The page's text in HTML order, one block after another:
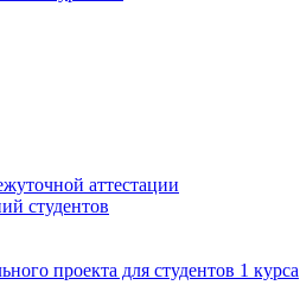
аттестации
студентов
проекта для студентов 1 курса